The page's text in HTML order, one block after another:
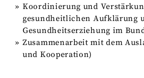
Koordinierung und
gesundheitlichen Aufklärung
Gesundheitserziehung im
Zusammenarbeit mit dem
und Kooperation)